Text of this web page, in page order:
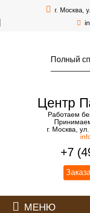
г. Москва,
Полный
Центр
Работаем
г. Москва,
+7
МЕНЮ